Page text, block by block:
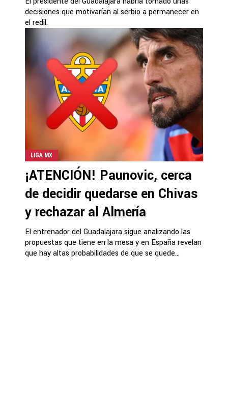
decisiones que motivarían al serbio a permanecer en
el redil.
LIGA MX
¡ATENCIÓN! Paunovic, cerca
de decidir quedarse en Chivas
y rechazar al Almería
El entrenador del Guadalajara sigue analizando las
propuestas que tiene en la mesa y en España revelan
que hay altas probabilidades de que se quede...